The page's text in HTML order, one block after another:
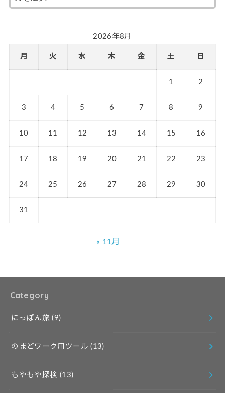
2026年8月
月 火 水 木 金 土 日
1 2
3 4 5 6 7 8 9
10 11 12 13 14 15 16
17 18 19 20 21 22 23
24 25 26 27 28 29 30
31
« 11月
Category
にっぽん旅(9)
のまどワーク用ツール(13)
もやもや探検 (13)